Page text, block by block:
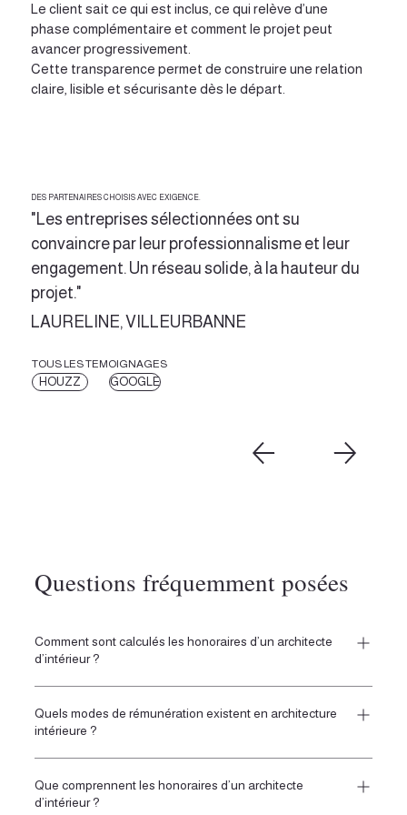
Le client sait ce qui est inclus, ce qui relève d’une
phase complémentaire et comment le projet peut
avancer progressivement.
Cette transparence permet de construire une relation
claire, lisible et sécurisante dès le départ.
DES PARTENAIRES CHOISIS AVEC EXIGENCE.
"Les entreprises sélectionnées ont su
convaincre par leur professionnalisme et leur
engagement. Un réseau solide, à la hauteur du
projet."
LAURELINE, VILLEURBANNE
TOUS LES TEMOIGNAGES
HOUZZ GOOGLE
Questions fréquemment posées
Comment sont calculés les honoraires d’un architecte
d’intérieur ?
complexité du lieu, de la surface concernée et du niveau
périmètre de mission, les livrables, les échanges prévus et
les phases retenues.Honoraires et assurances
Quels modes de rémunération existent en architecture
intérieure ?
pourcentage du montant des travaux ou selon une mission
Que comprennent les honoraires d’un architecte
d’intérieur ?